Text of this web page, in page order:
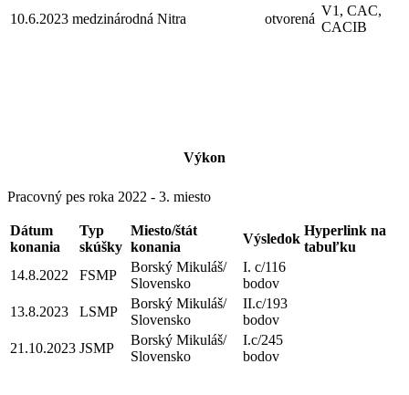
10.6.2023 medzinárodná Nitra otvorená
V1, CAC,
CACIB
Výkon
Pracovný pes roka 2022 - 3. miesto
Dátum
konania
Typ
skúšky
Miesto/štát
konania
Výsledok
Hyperlink na
tabuľku
14.8.2022
FSMP
Borský Mikuláš/
Slovensko
I. c/116
bodov
13.8.2023
LSMP
Borský Mikuláš/
Slovensko
II.c/193
bodov
21.10.2023 JSMP
Borský Mikuláš/
Slovensko
I.c/245
bodov